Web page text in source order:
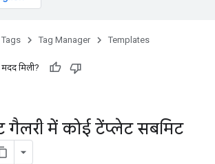
Tags Tag Manager Templates
मिली?
गैलरी में कोई टेंप्लेट सबमिट